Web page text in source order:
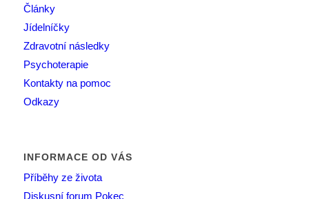
Články
Jídelníčky
Zdravotní následky
Psychoterapie
Kontakty na pomoc
Odkazy
INFORMACE OD VÁS
Příběhy ze života
Diskusní forum Pokec